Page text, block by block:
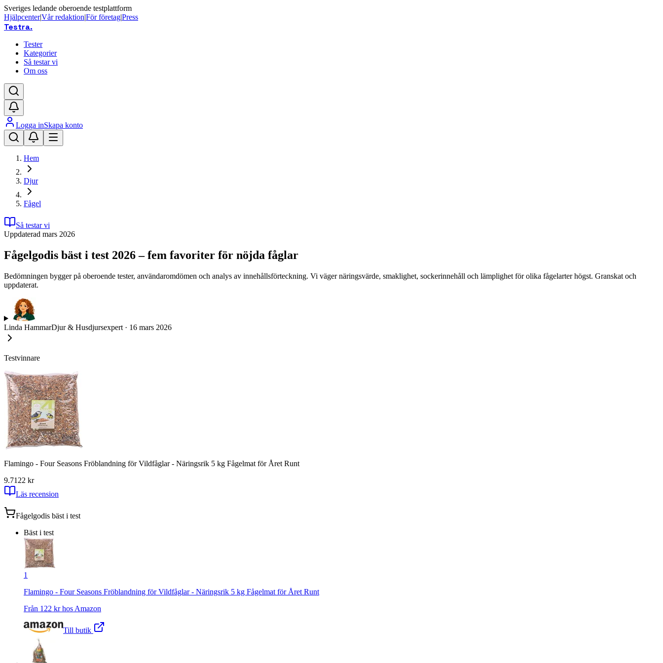
Sveriges ledande oberoende testplattform
Hjälpcenter|Vår redaktion|För företag|Press
Testra.
Tester
Kategorier
Så testar vi
Om oss
Logga inSkapa konto
Hem
Djur
Fågel
Så testar vi
Uppdaterad mars 2026
Fågelgodis bäst i test 2026 – fem favoriter för nöjda fåglar
Bedömningen bygger på oberoende tester, användaromdömen och analys av innehållsförteckning. Vi väger näringsvärde, smaklighet, sockerinnehåll och lämplighet för olika fågelarter högst. Granskat och
uppdaterat.
Linda HammarDjur & Husdjursexpert · 16 mars 2026
Testvinnare
Flamingo - Four Seasons Fröblandning för Vildfåglar - Näringsrik 5 kg Fågelmat för Året Runt
9.7122 kr
Läs recension
Fågelgodis bäst i test
Bäst i test
1
Flamingo - Four Seasons Fröblandning för Vildfåglar - Näringsrik 5 kg Fågelmat för Året Runt
Från 122 kr hos Amazon
Till butik